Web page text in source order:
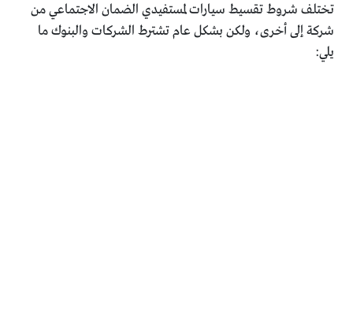
تختلف شروط تقسيط سيارات لمستفيدي الضمان الاجتماعي من
شركة إلى أخرى، ولكن بشكل عام تشترط الشركات والبنوك ما
يلي: